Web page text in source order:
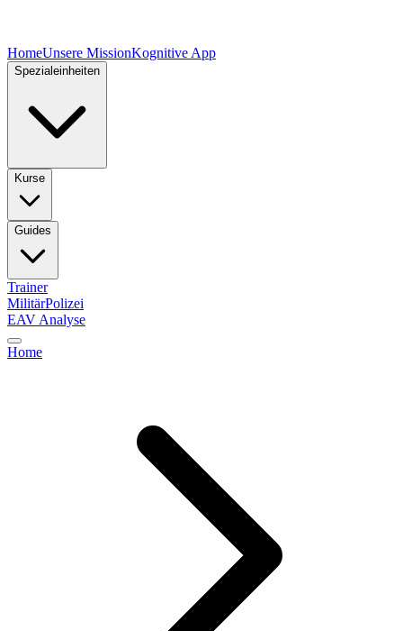
HomeUnsere MissionKognitive App
Spezialeinheiten
Kurse
Guides
Trainer
MilitärPolizei
EAV Analyse
Home